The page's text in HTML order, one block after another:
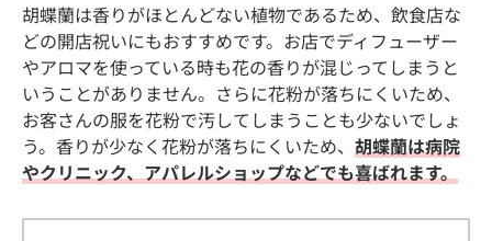
胡蝶蘭は香りがほとんどない植物であるため、飲食店な
どの開店祝いにもおすすめです。お店でディフューザー
やアロマを使っている時も花の香りが混じってしまうと
いうことがありません。さらに花粉が落ちにくいため、
お客さんの服を花粉で汚してしまうことも少ないでしょ
う。香りが少なく花粉が落ちにくいため、 胡蝶蘭は病院
やクリニック、アパレルショップなどでも喜ばれます。